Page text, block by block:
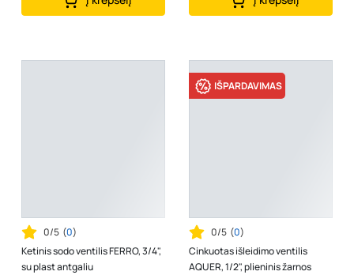
0/5 (0)
Ketinis sodo ventilis FERRO, 3/4",
su plast antgaliu
IŠPARDAVIMAS
0/5 (0)
Cinkuotas išleidimo ventilis
AQUER, 1/2", plieninis žarnos